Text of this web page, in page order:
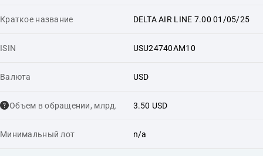
Краткое название DELTA AIR LINE 7.00 01/05/25
ISIN USU24740AM10
Валюта USD
Объем в обращении, млрд. 3.50 USD
Минимальный лот n/a